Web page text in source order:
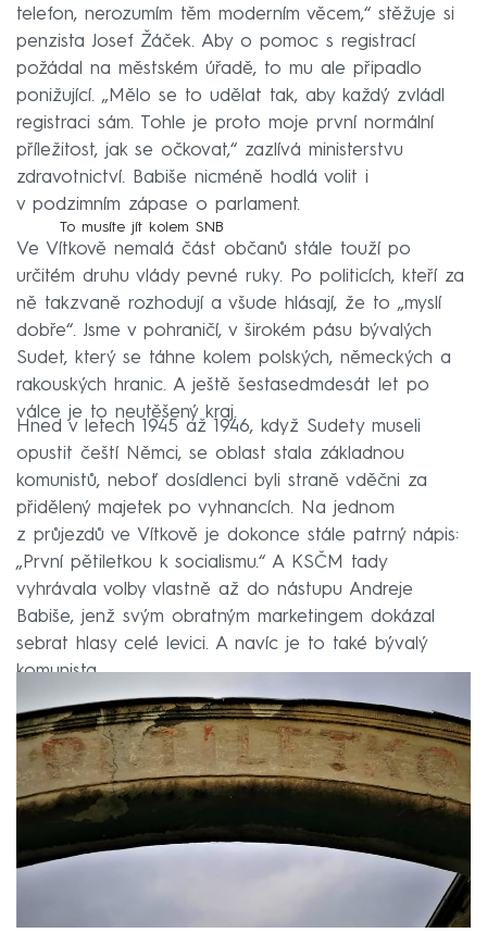
telefon, nerozumím těm moderním věcem,“ stěžuje si
penzista Josef Žáček. Aby o pomoc s registrací
požádal na městském úřadě, to mu ale připadlo
ponižující. „Mělo se to udělat tak, aby každý zvládl
registraci sám. Tohle je proto moje první normální
příležitost, jak se očkovat,“ zazlívá ministerstvu
zdravotnictví. Babiše nicméně hodlá volit i
v podzimním zápase o parlament.
To musíte jít kolem SNB
Ve Vítkově nemalá část občanů stále touží po
určitém druhu vlády pevné ruky. Po politicích, kteří za
ně takzvaně rozhodují a všude hlásají, že to „myslí
dobře“. Jsme v pohraničí, v širokém pásu bývalých
Sudet, který se táhne kolem polských, německých a
rakouských hranic. A ještě šestasedmdesát let po
válce je to neutěšený kraj.
Hned v letech 1945 až 1946, když Sudety museli
opustit čeští Němci, se oblast stala základnou
komunistů, neboť dosídlenci byli straně vděčni za
přidělený majetek po vyhnancích. Na jednom
z průjezdů ve Vítkově je dokonce stále patrný nápis:
„První pětiletkou k socialismu.“ A KSČM tady
vyhrávala volby vlastně až do nástupu Andreje
Babiše, jenž svým obratným marketingem dokázal
sebrat hlasy celé levici. A navíc je to také bývalý
komunista.